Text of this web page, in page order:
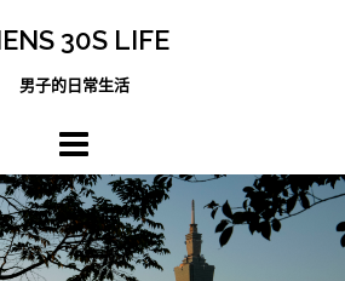
30S LIFE
男子的日常生活